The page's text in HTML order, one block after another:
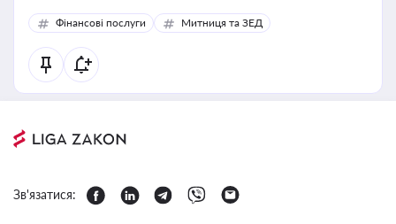
Фінансові послуги Митниця та ЗЕД
Зв'язатися: